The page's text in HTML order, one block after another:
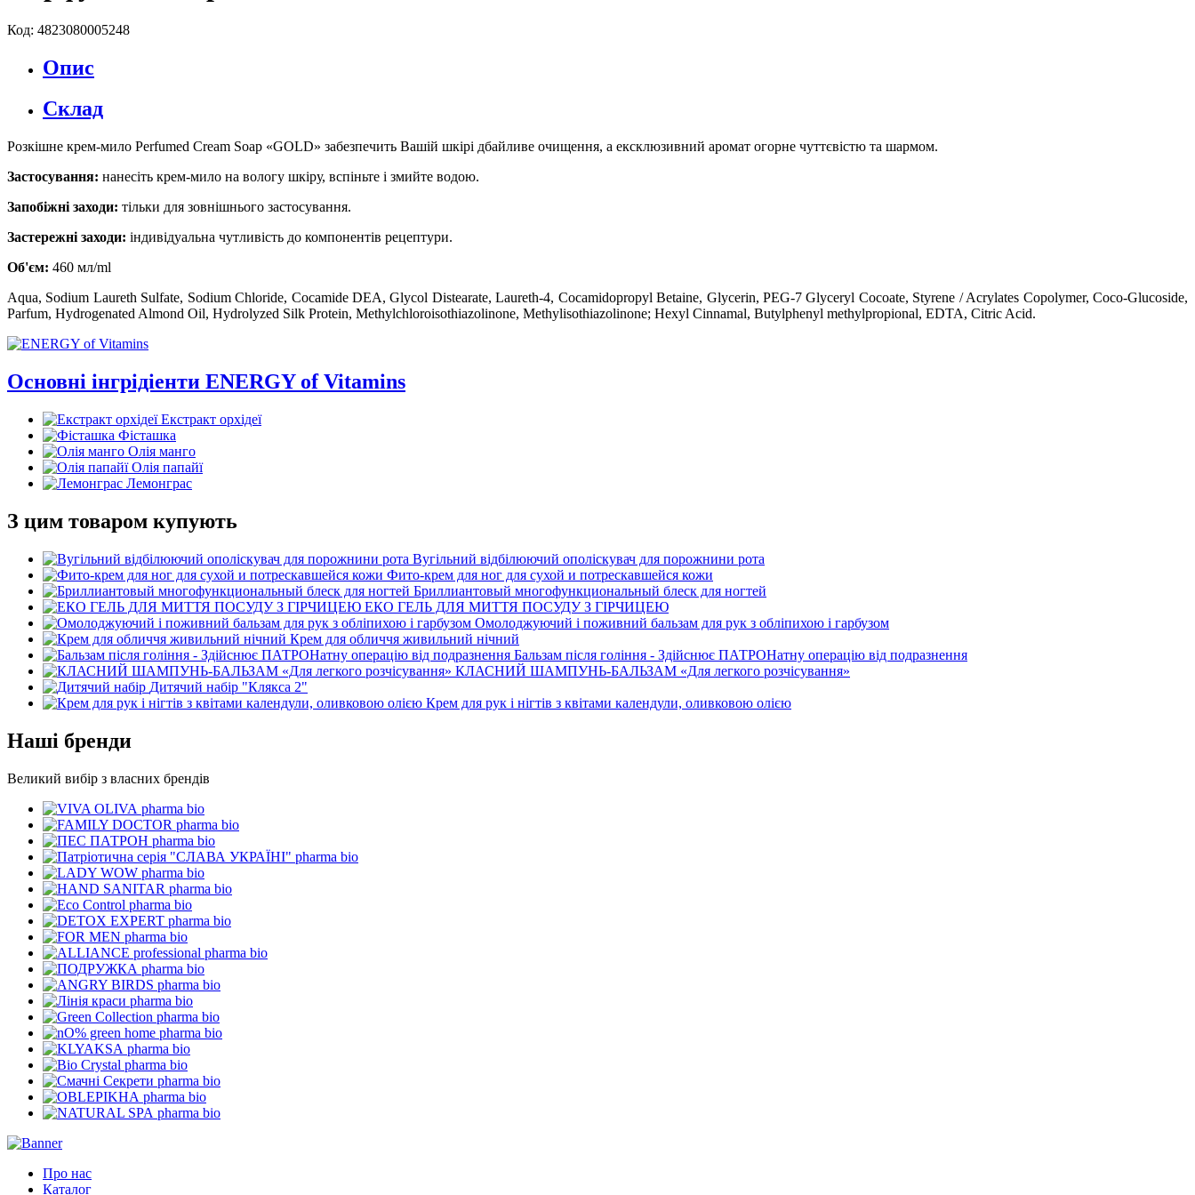
Код: 4823080005248
Опис
Склад
Розкішне крем-мило Perfumed Cream Soap «GOLD» забезпечить Вашій шкірі дбайливе очищення, а ексклюзивний аромат огорне чуттєвістю та шармом.
Застосування: нанесіть крем-мило на вологу шкіру, вспіньте і змийте водою.
Запобіжні заходи: тільки для зовнішнього застосування.
Застережні заходи: індивідуальна чутливість до компонентів рецептури.
Об'єм: 460 мл/ml
Aqua, Sodium Laureth Sulfate, Sodium Chloride, Cocamide DEA, Glycol Distearate, Laureth-4, Cocamidopropyl Betaine, Glycerin, PEG-7 Glyceryl Cocoate, Styrene / Acrylates Copolymer, Coco-Glucoside,
Parfum, Hydrogenated Almond Oil, Hydrolyzed Silk Protein, Methylchloroisothiazolinone, Methylisothiazolinone; Hexyl Cinnamal, Butylphenyl methylpropional, EDTA, Citric Acid.
Основні інгрідіенти ENERGY of Vitamins
Екстракт орхідеї
Фісташка
Олія манго
Олія папайї
Лемонграс
З цим товаром купують
Вугільний відбілюючий ополіскувач для порожнини рота
Фито-крем для ног для сухой и потрескавшейся кожи
Бриллиантовый многофункциональный блеск для ногтей
ЕКО ГЕЛЬ ДЛЯ МИТТЯ ПОСУДУ З ГІРЧИЦЕЮ
Омолоджуючий і поживний бальзам для рук з обліпихою і гарбузом
Крем для обличчя живильний нічний
Бальзам після гоління - Здійснює ПАТРОНатну операцію від подразнення
КЛАСНИЙ ШАМПУНЬ-БАЛЬЗАМ «Для легкого розчісування»
Дитячий набір "Клякса 2"
Крем для рук і нігтів з квітами календули, оливковою олією
Наші бренди
Великий вибір з власних брендів
pharma bio
pharma bio
pharma bio
pharma bio
pharma bio
pharma bio
pharma bio
pharma bio
pharma bio
pharma bio
pharma bio
pharma bio
pharma bio
pharma bio
pharma bio
pharma bio
pharma bio
pharma bio
pharma bio
pharma bio
Про нас
Каталог